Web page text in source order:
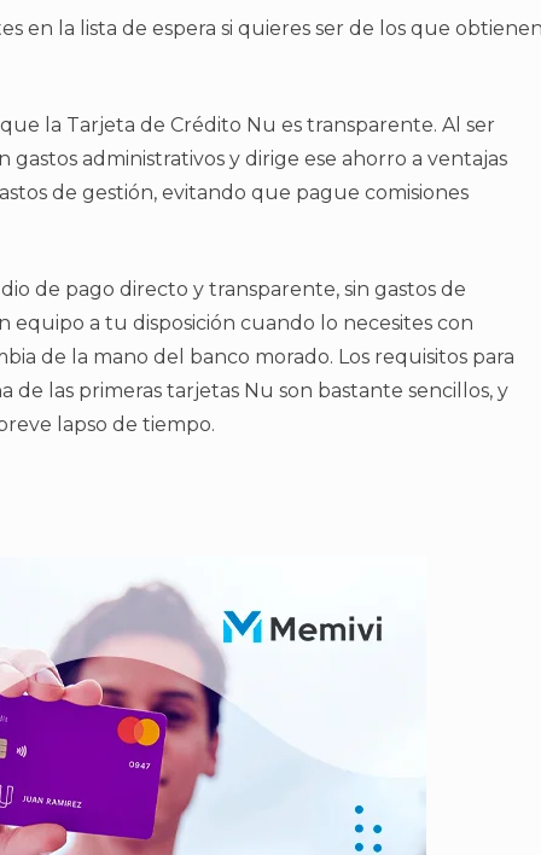
en la lista de espera si quieres ser de los que
la Tarjeta de Crédito Nu es transparente. Al ser
administrativos y dirige ese ahorro a ventajas
de gestión, evitando que pague comisiones
de pago directo y transparente, sin gastos de
equipo a tu disposición cuando lo necesites con
de la mano del banco morado. Los requisitos para
de las primeras tarjetas Nu son bastante sencillos, y
lapso de tiempo.